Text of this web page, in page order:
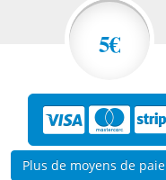
5€
Plus de moyens de